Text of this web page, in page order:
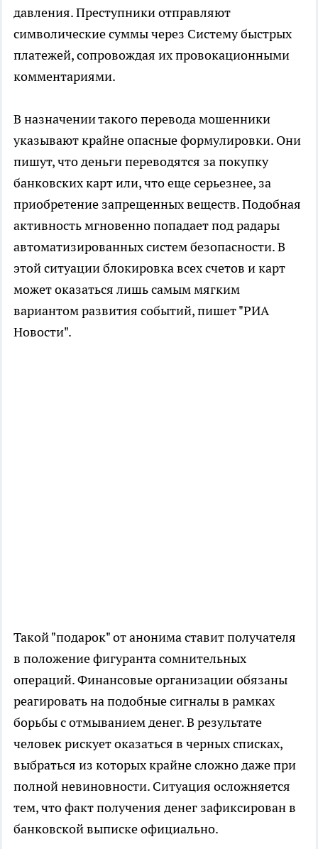
давления. Преступники отправляют
символические суммы через Систему быстрых
платежей, сопровождая их провокационными
комментариями.
В назначении такого перевода мошенники
указывают крайне опасные формулировки. Они
пишут, что деньги переводятся за покупку
банковских карт или, что еще серьезнее, за
приобретение запрещенных веществ. Подобная
активность мгновенно попадает под радары
автоматизированных систем безопасности. В
этой ситуации блокировка всех счетов и карт
может оказаться лишь самым мягким
вариантом развития событий, пишет "РИА
Новости".
Такой "подарок" от анонима ставит получателя
в положение фигуранта сомнительных
операций. Финансовые организации обязаны
реагировать на подобные сигналы в рамках
борьбы с отмыванием денег. В результате
человек рискует оказаться в черных списках,
выбраться из которых крайне сложно даже при
полной невиновности. Ситуация осложняется
тем, что факт получения денег зафиксирован в
банковской выписке официально.